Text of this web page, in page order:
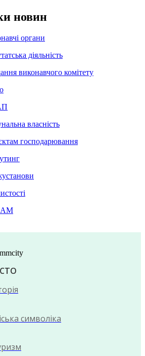
новин
органи
діяльність
виконавчого комітету
власність
господарювання
символіка